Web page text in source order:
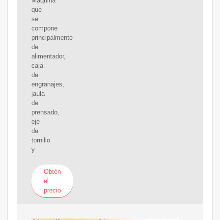
que
se
compone
principalmente
de
alimentador,
caja
de
engranajes,
jaula
de
prensado,
eje
de
tornillo
y
Obtén
el
precio